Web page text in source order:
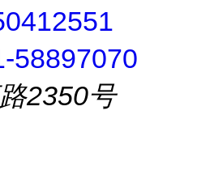
58897070
2350号